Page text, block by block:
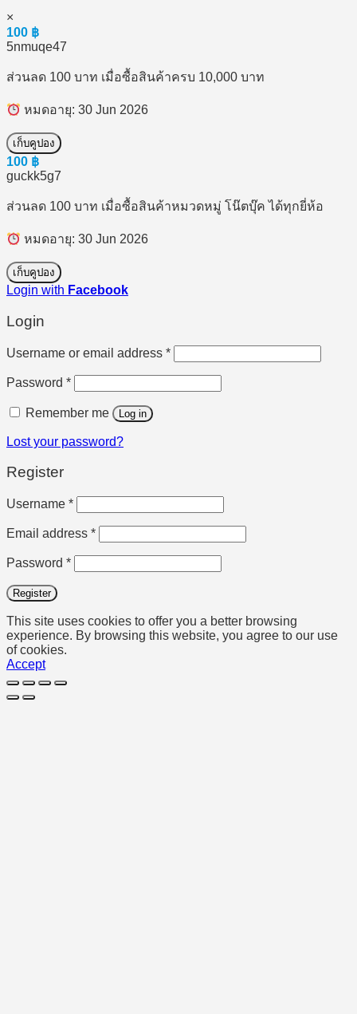
×
100 ฿
5nmuqe47
ส่วนลด 100 บาท เมื่อซื้อสินค้าครบ 10,000 บาท
หมดอายุ: 30 Jun 2026
เก็บคูปอง
100 ฿
guckk5g7
ส่วนลด 100 บาท เมื่อซื้อสินค้าหมวดหมู่ โน๊ตบุ๊ค ได้ทุกยี่ห้อ
หมดอายุ: 30 Jun 2026
เก็บคูปอง
Login with Facebook
Login
Username or email address *Required
Password *Required
Remember me Log in
Lost your password?
Register
Username *Required
Email address *Required
Password *Required
Register
This site uses cookies to offer you a better browsing
experience. By browsing this website, you agree to our use
of cookies.
Accept